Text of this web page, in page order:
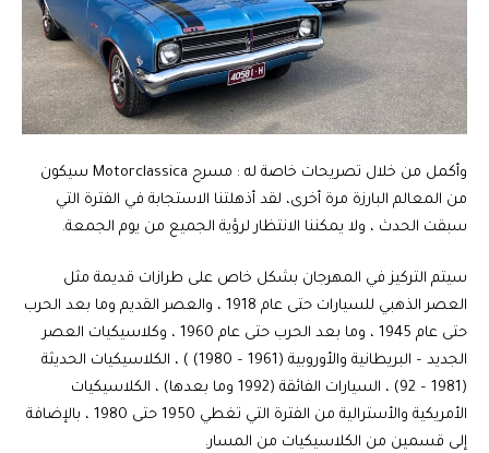
وأكمل من خلال تصريحات خاصة له : مسرح Motorclassica سيكون
من المعالم البارزة مرة أخرى، لقد أذهلتنا الاستجابة في الفترة التي
سبقت الحدث ، ولا يمكننا الانتظار لرؤية الجميع من يوم الجمعة.
سيتم التركيز في المهرجان بشكل خاص على طرازات قديمة مثل
العصر الذهبي للسيارات حتى عام 1918 ، والعصر القديم وما بعد الحرب
حتى عام 1945 ، وما بعد الحرب حتى عام 1960 ، وكلاسيكيات العصر
الجديد – البريطانية والأوروبية (1961 – 1980) ) ، الكلاسيكيات الحديثة
(1981 – 92) ، السيارات الفائقة (1992 وما بعدها) ، الكلاسيكيات
الأمريكية والأسترالية من الفترة التي تغطي 1950 حتى 1980 ، بالإضافة
إلى قسمين من الكلاسيكيات من المسار.